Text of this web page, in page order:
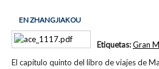
EN ZHANGJIAKOU
El capítulo quinto del libro de viajes de
Etiquetas:Gran